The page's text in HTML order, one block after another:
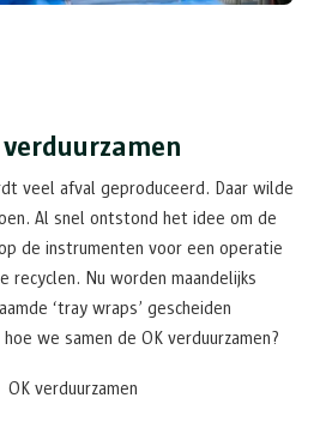
veel afval geproduceerd. Daar wilde
Al snel ontstond het idee om de
de instrumenten voor een operatie
recyclen. Nu worden maandelijks
‘tray wraps’ gescheiden
we samen de OK verduurzamen?